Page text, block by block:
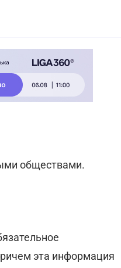
обществами.
эта информация